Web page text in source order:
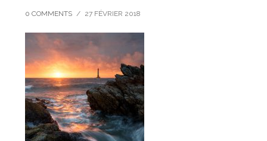
0 COMMENTS / 27 FÉVRIER 2018